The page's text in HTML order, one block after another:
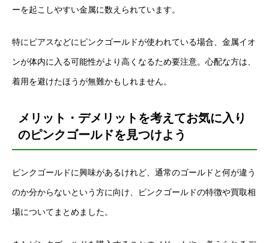
ーを起こしやすい金属に数えられています。
特にピアスなどにピンクゴールドが使われている場合、金属イオ
ンが体内に入る可能性がより高くなるため要注意。心配な方は、
着用を避けたほうが無難かもしれません。
メリット・デメリットを考えてお気に入り
のピンクゴールドを見つけよう
ピンクゴールドに興味があるけれど、通常のゴールドと何が違う
のか分からないという方に向け、ピンクゴールドの特徴や買取相
場についてまとめました。